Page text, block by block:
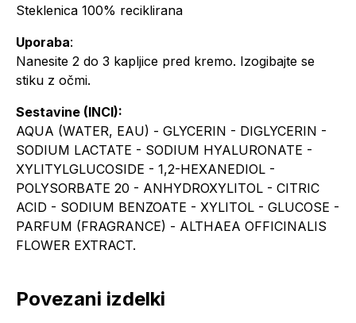
Steklenica 100% reciklirana
Uporaba:
Nanesite 2 do 3 kapljice pred kremo. Izogibajte se
stiku z očmi.
Sestavine (INCI):
AQUA (WATER, EAU) - GLYCERIN - DIGLYCERIN -
SODIUM LACTATE - SODIUM HYALURONATE -
XYLITYLGLUCOSIDE - 1,2-HEXANEDIOL -
POLYSORBATE 20 - ANHYDROXYLITOL - CITRIC
ACID - SODIUM BENZOATE - XYLITOL - GLUCOSE -
PARFUM (FRAGRANCE) - ALTHAEA OFFICINALIS
FLOWER EXTRACT.
Povezani izdelki